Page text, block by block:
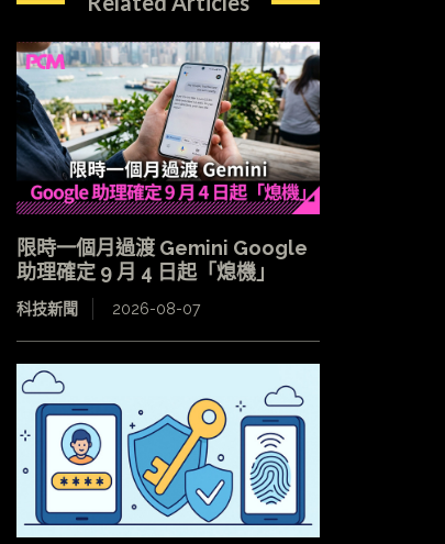
限時一個月過渡 Gemini Google
助理確定 9 月 4 日起「熄機」
科技新聞 2026-08-07